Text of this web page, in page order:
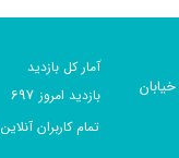
آمار کل بازدید
بازديد امروز 697
تمام کاربران آنلاين